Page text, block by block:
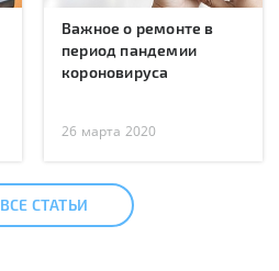
Важное о ремонте в
период пандемии
короновируса
26 марта 2020
ВСЕ СТАТЬИ